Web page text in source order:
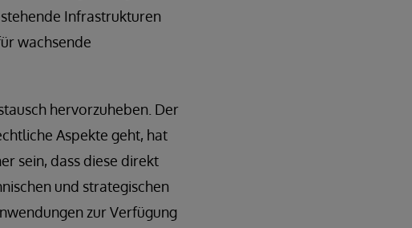
Infrastrukturen
wachsende
hervorzuheben. Der
Aspekte geht, hat
sein, dass diese direkt
und strategischen
zur Verfügung